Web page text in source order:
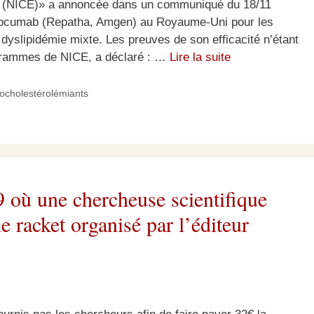
a annoncée dans un communiqué du 18/11
(Repatha, Amgen) au Royaume-Uni pour les
mixte. Les preuves de son efficacité n’étant
de NICE, a déclaré : … Lire la suite
une chercheuse scientifique
organisé par l’éditeur